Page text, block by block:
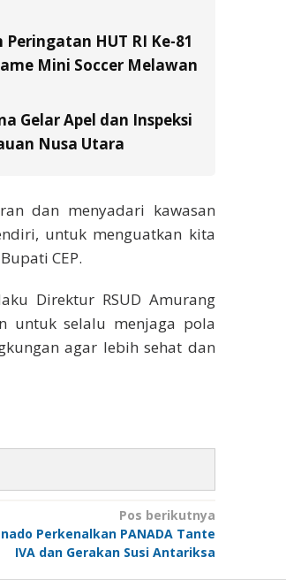
HUT RI Ke-81
Mini Soccer Melawan
Gelar Apel dan Inspeksi
Nusa Utara
dan menyadari kawasan
untuk menguatkan kita
CEP.
Direktur RSUD Amurang
untuk selalu menjaga pola
agar lebih sehat dan
Pos berikutnya
Perkenalkan PANADA Tante
IVA dan Gerakan Susi Antariksa